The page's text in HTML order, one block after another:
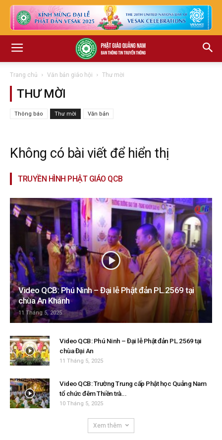
Trang chủ Văn bản giáo hội Thư mời
THƯ MỜI
Thông báo Thư mời Văn bản
Không có bài viết để hiển thị
TRUYỀN HÌNH PHẬT GIÁO QCB
Video QCB: Phú Ninh – Đại lễ Phật đản PL.2569 tại
chùa An Khánh
11 Tháng 5, 2025
Video QCB: Phú Ninh – Đại lễ Phật đản PL.2569 tại
chùa Đại An
11 Tháng 5, 2025
Video QCB: Trường Trung cấp Phật học Quảng Nam
tổ chức đêm Thiền trà...
10 Tháng 5, 2025
Xem thêm